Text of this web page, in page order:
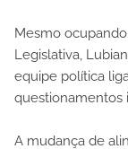
Mesmo
Legislativa,
equipe política
questionamentos
A mudança de